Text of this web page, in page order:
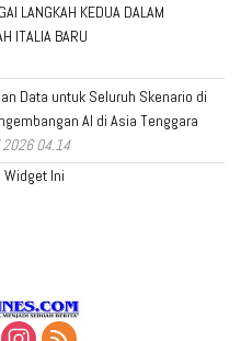
LANGKAH KEDUA DALAM
ITALIA BARU
Data untuk Seluruh Skenario di
AI di Asia Tenggara
2026 04.14
Widget Ini